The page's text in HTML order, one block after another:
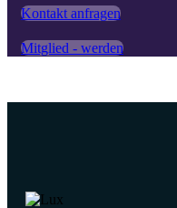
Kontakt anfragen
Mitglied - werden